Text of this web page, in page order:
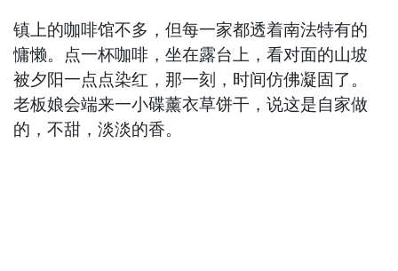
镇上的咖啡馆不多，但每一家都透着南法特有的
慵懒。点一杯咖啡，坐在露台上，看对面的山坡
被夕阳一点点染红，那一刻，时间仿佛凝固了。
老板娘会端来一小碟薰衣草饼干，说这是自家做
的，不甜，淡淡的香。